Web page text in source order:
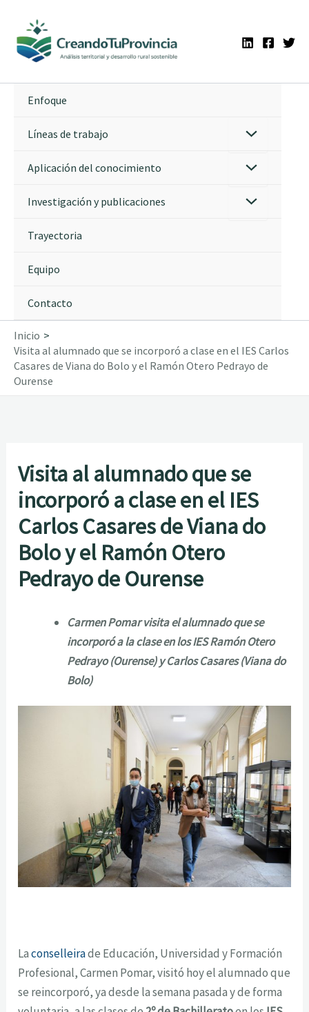
contenido
Enfoque
Líneas de trabajo
Aplicación del conocimiento
Investigación y publicaciones
Trayectoria
Equipo
Contacto
Inicio
Visita al alumnado que se incorporó a clase en el IES Carlos
Casares de Viana do Bolo y el Ramón Otero Pedrayo de
Ourense
Visita al alumnado que se
incorporó a clase en el IES
Carlos Casares de Viana do
Bolo y el Ramón Otero
Pedrayo de Ourense
Carmen Pomar visita el alumnado que se
incorporó a la clase en los IES Ramón Otero
Pedrayo (Ourense) y Carlos Casares (Viana do
Bolo)
Laconselleirade Educación, Universidad y Formación
Profesional, Carmen Pomar, visitó hoy el alumnado que
se reincorporó, ya desde la semana pasada y de forma